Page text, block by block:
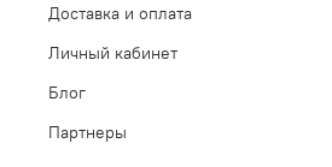
Доставка и оплата
Личный кабинет
Блог
Партнеры